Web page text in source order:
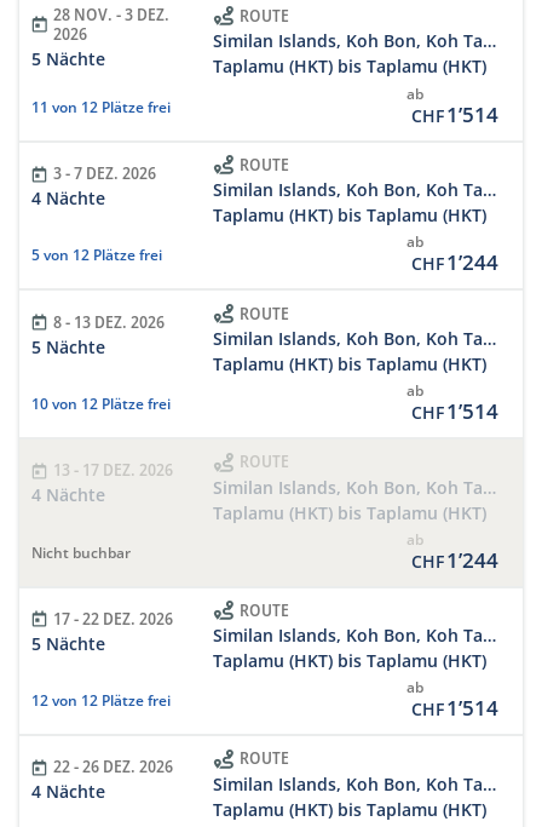
28 NOV. - 3 DEZ.
2026
5 Nächte
ROUTE
Similan Islands, Koh Bon, Koh Tachai, Richelieu Rock 5 Days/5 Nights
Taplamu (HKT) bis Taplamu (HKT)
ab
CHF1’514
11 von 12 Plätze frei
3 - 7 DEZ. 2026
4 Nächte
ROUTE
Similan Islands, Koh Bon, Koh Tachai, Richelieu
Taplamu (HKT) bis Taplamu (HKT)
ab
CHF1’244
5 von 12 Plätze frei
8 - 13 DEZ. 2026
5 Nächte
ROUTE
Similan Islands, Koh Bon, Koh Tachai, Richelieu Rock 5 Days/5 Nights
Taplamu (HKT) bis Taplamu (HKT)
ab
CHF1’514
10 von 12 Plätze frei
13 - 17 DEZ. 2026
4 Nächte
ROUTE
Similan Islands, Koh Bon, Koh Tachai, Richelieu
Taplamu (HKT) bis Taplamu (HKT)
ab
CHF1’244
Nicht buchbar
17 - 22 DEZ. 2026
5 Nächte
ROUTE
Similan Islands, Koh Bon, Koh Tachai, Richelieu Rock 5 Days/5 Nights
Taplamu (HKT) bis Taplamu (HKT)
ab
CHF1’514
12 von 12 Plätze frei
22 - 26 DEZ. 2026
4 Nächte
ROUTE
Similan Islands, Koh Bon, Koh Tachai, Richelieu
Taplamu (HKT) bis Taplamu (HKT)